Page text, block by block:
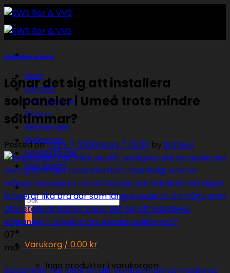
Skip
to
content
Hem
Om oss
VVS Tjänster
Rörjour
Referenser
Webshop
Kontakta oss
VVS Blogg
Sök
efter:
Varukorg / 0.00 kr
Inga produkter i varukorgen.
Förnybar energi
Lönar det sig att installera
solpaneler i Umeå trots mindre
soltimmar?
Posted onmars 7, 2026mars 7, 2026 by Samuel
07
mar
Solpaneler har blivit en allt vanligare del av moderna